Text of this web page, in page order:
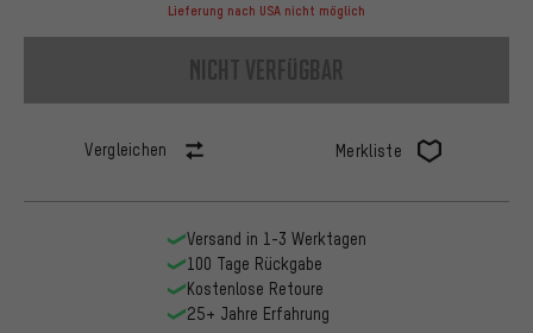
Lieferung nach USA nicht möglich
nicht verfügbar
Vergleichen Merkliste
Versand in 1-3 Werktagen
100 Tage Rückgabe
Kostenlose Retoure
25+ Jahre Erfahrung